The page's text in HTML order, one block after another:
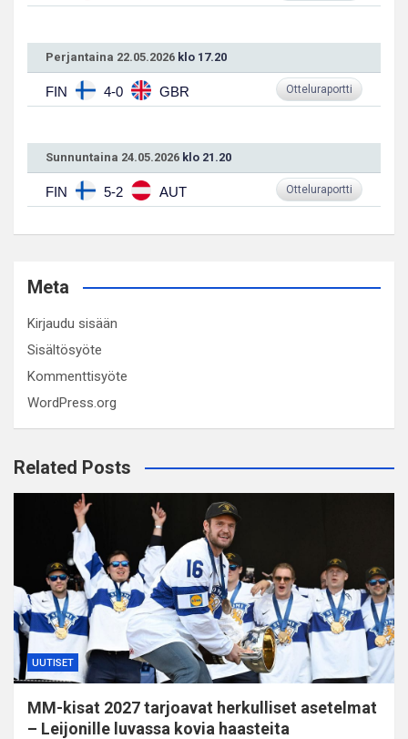
Perjantaina 22.05.2026 klo 17.20
FIN 4-0 GBR Otteluraportti
Sunnuntaina 24.05.2026 klo 21.20
FIN 5-2 AUT Otteluraportti
Meta
Kirjaudu sisään
Sisältösyöte
Kommenttisyöte
WordPress.org
Related Posts
UUTISET
MM-kisat 2027 tarjoavat herkulliset asetelmat
– Leijonille luvassa kovia haasteita